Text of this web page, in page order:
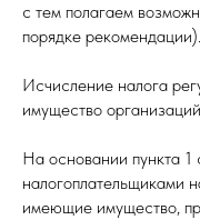
с тем полагаем
порядке рекомендации).
Исчисление налога
имущество
На основании пункта 1
налогоплательщиками
имеющие имущество,